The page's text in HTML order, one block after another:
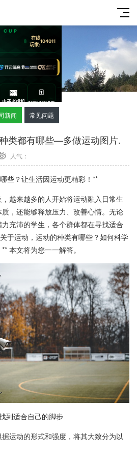
新闻 常见问题
类都有哪些—多做运动图片.
人气：
些？让生活因运动更精彩！**
越来越多的人开始将运动融入日常生
，还能够释放压力、改善心情。无论
充沛的学生，各个群体都在寻找适合
于运动，运动的种类有哪些？如何科学
本文将为您一一解答。
到适合自己的脚步
运动的形式和强度，将其大致分为以